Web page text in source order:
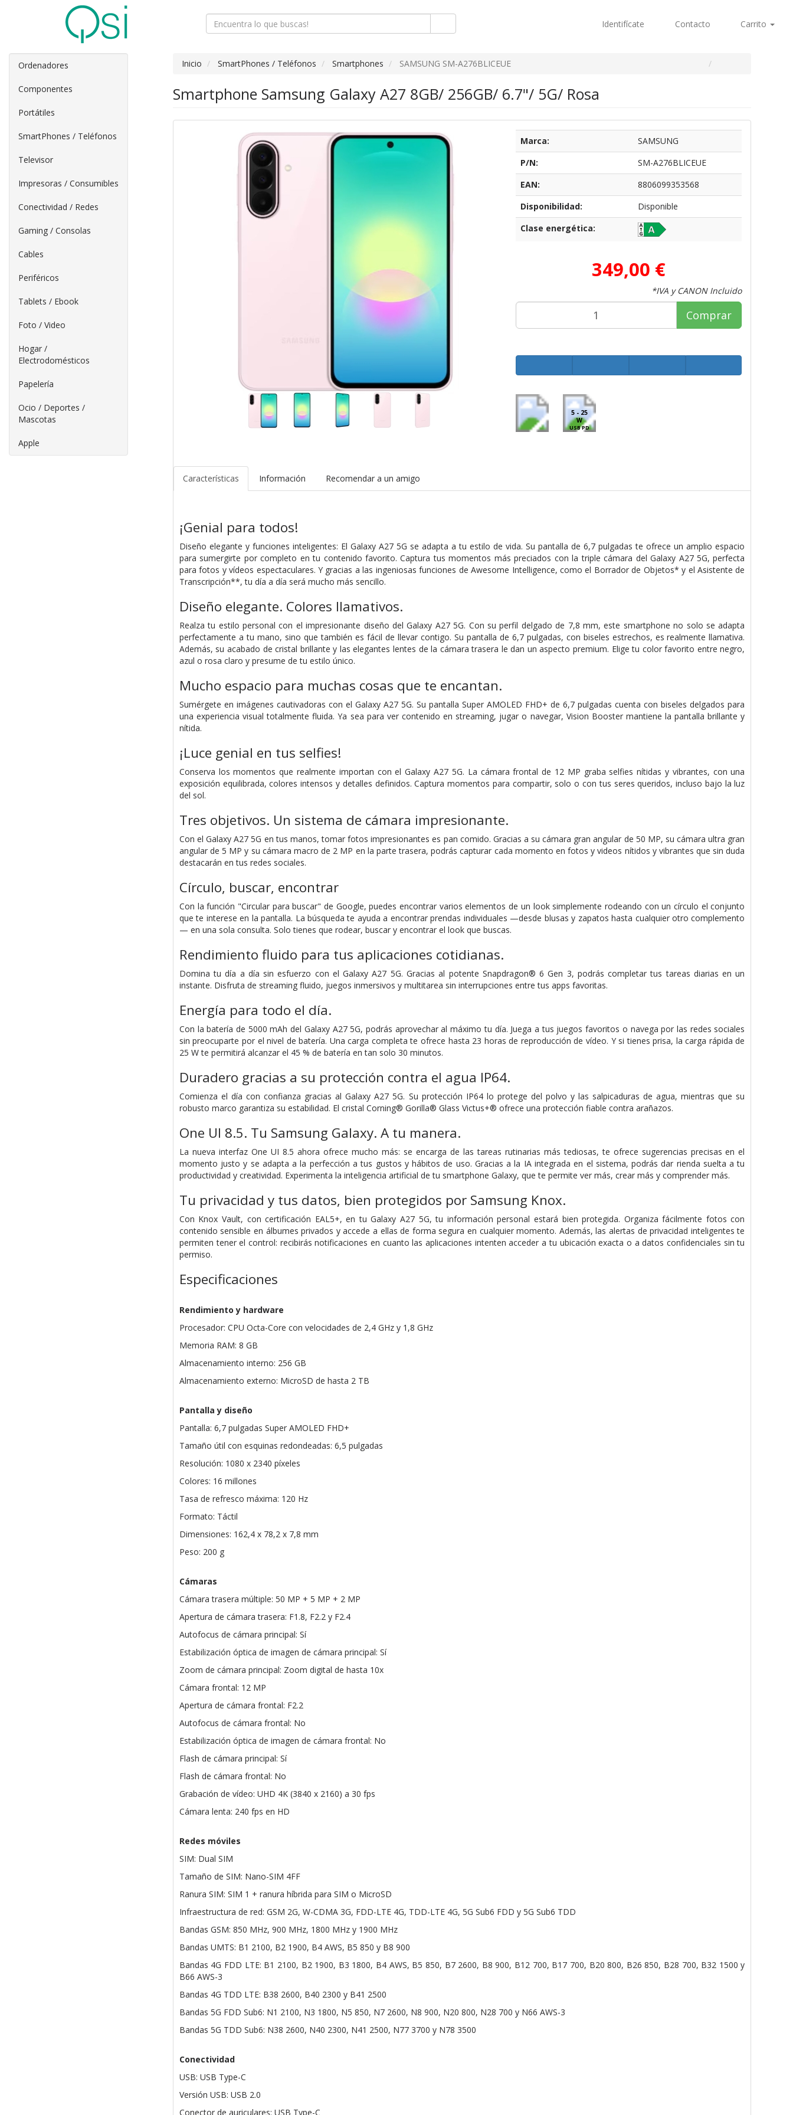
Identifícate Contacto Carrito
Ordenadores
Componentes
Portátiles
SmartPhones / Teléfonos
Televisor
Impresoras / Consumibles
Conectividad / Redes
Gaming / Consolas
Cables
Periféricos
Tablets / Ebook
Foto / Video
Hogar /
Electrodomésticos
Papelería
Ocio / Deportes /
Mascotas
Apple
Inicio SmartPhones / Teléfonos Smartphones SAMSUNG SM-A276BLICEUE
Smartphone Samsung Galaxy A27 8GB/ 256GB/ 6.7"/ 5G/ Rosa
Marca:
SAMSUNG
P/N:
SM-A276BLICEUE
EAN:
8806099353568
Disponibilidad:
Disponible
Clase energética:
349,00 €
*IVA y CANON Incluido
Comprar
5 - 25
W
USB PD
Características Información Recomendar a un amigo
¡Genial para todos!
Diseño elegante y funciones inteligentes: El Galaxy A27 5G se adapta a tu estilo de vida. Su pantalla de 6,7 pulgadas te ofrece un amplio espacio
para sumergirte por completo en tu contenido favorito. Captura tus momentos más preciados con la triple cámara del Galaxy A27 5G, perfecta
para fotos y vídeos espectaculares. Y gracias a las ingeniosas funciones de Awesome Intelligence, como el Borrador de Objetos* y el Asistente de
Transcripción**, tu día a día será mucho más sencillo.
Diseño elegante. Colores llamativos.
Realza tu estilo personal con el impresionante diseño del Galaxy A27 5G. Con su perfil delgado de 7,8 mm, este smartphone no solo se adapta
perfectamente a tu mano, sino que también es fácil de llevar contigo. Su pantalla de 6,7 pulgadas, con biseles estrechos, es realmente llamativa.
Además, su acabado de cristal brillante y las elegantes lentes de la cámara trasera le dan un aspecto premium. Elige tu color favorito entre negro,
azul o rosa claro y presume de tu estilo único.
Mucho espacio para muchas cosas que te encantan.
Sumérgete en imágenes cautivadoras con el Galaxy A27 5G. Su pantalla Super AMOLED FHD+ de 6,7 pulgadas cuenta con biseles delgados para
una experiencia visual totalmente fluida. Ya sea para ver contenido en streaming, jugar o navegar, Vision Booster mantiene la pantalla brillante y
nítida.
¡Luce genial en tus selfies!
Conserva los momentos que realmente importan con el Galaxy A27 5G. La cámara frontal de 12 MP graba selfies nítidas y vibrantes, con una
exposición equilibrada, colores intensos y detalles definidos. Captura momentos para compartir, solo o con tus seres queridos, incluso bajo la luz
del sol.
Tres objetivos. Un sistema de cámara impresionante.
Con el Galaxy A27 5G en tus manos, tomar fotos impresionantes es pan comido. Gracias a su cámara gran angular de 50 MP, su cámara ultra gran
angular de 5 MP y su cámara macro de 2 MP en la parte trasera, podrás capturar cada momento en fotos y videos nítidos y vibrantes que sin duda
destacarán en tus redes sociales.
Círculo, buscar, encontrar
Con la función "Circular para buscar" de Google, puedes encontrar varios elementos de un look simplemente rodeando con un círculo el conjunto
que te interese en la pantalla. La búsqueda te ayuda a encontrar prendas individuales —desde blusas y zapatos hasta cualquier otro complemento
— en una sola consulta. Solo tienes que rodear, buscar y encontrar el look que buscas.
Rendimiento fluido para tus aplicaciones cotidianas.
Domina tu día a día sin esfuerzo con el Galaxy A27 5G. Gracias al potente Snapdragon® 6 Gen 3, podrás completar tus tareas diarias en un
instante. Disfruta de streaming fluido, juegos inmersivos y multitarea sin interrupciones entre tus apps favoritas.
Energía para todo el día.
Con la batería de 5000 mAh del Galaxy A27 5G, podrás aprovechar al máximo tu día. Juega a tus juegos favoritos o navega por las redes sociales
sin preocuparte por el nivel de batería. Una carga completa te ofrece hasta 23 horas de reproducción de vídeo. Y si tienes prisa, la carga rápida de
25 W te permitirá alcanzar el 45 % de batería en tan solo 30 minutos.
Duradero gracias a su protección contra el agua IP64.
Comienza el día con confianza gracias al Galaxy A27 5G. Su protección IP64 lo protege del polvo y las salpicaduras de agua, mientras que su
robusto marco garantiza su estabilidad. El cristal Corning® Gorilla® Glass Victus+® ofrece una protección fiable contra arañazos.
One UI 8.5. Tu Samsung Galaxy. A tu manera.
La nueva interfaz One UI 8.5 ahora ofrece mucho más: se encarga de las tareas rutinarias más tediosas, te ofrece sugerencias precisas en el
momento justo y se adapta a la perfección a tus gustos y hábitos de uso. Gracias a la IA integrada en el sistema, podrás dar rienda suelta a tu
productividad y creatividad. Experimenta la inteligencia artificial de tu smartphone Galaxy, que te permite ver más, crear más y comprender más.
Tu privacidad y tus datos, bien protegidos por Samsung Knox.
Con Knox Vault, con certificación EAL5+, en tu Galaxy A27 5G, tu información personal estará bien protegida. Organiza fácilmente fotos con
contenido sensible en álbumes privados y accede a ellas de forma segura en cualquier momento. Además, las alertas de privacidad inteligentes te
permiten tener el control: recibirás notificaciones en cuanto las aplicaciones intenten acceder a tu ubicación exacta o a datos confidenciales sin tu
permiso.
Especificaciones
Rendimiento y hardware
Procesador: CPU Octa-Core con velocidades de 2,4 GHz y 1,8 GHz
Memoria RAM: 8 GB
Almacenamiento interno: 256 GB
Almacenamiento externo: MicroSD de hasta 2 TB
Pantalla y diseño
Pantalla: 6,7 pulgadas Super AMOLED FHD+
Tamaño útil con esquinas redondeadas: 6,5 pulgadas
Resolución: 1080 x 2340 píxeles
Colores: 16 millones
Tasa de refresco máxima: 120 Hz
Formato: Táctil
Dimensiones: 162,4 x 78,2 x 7,8 mm
Peso: 200 g
Cámaras
Cámara trasera múltiple: 50 MP + 5 MP + 2 MP
Apertura de cámara trasera: F1.8, F2.2 y F2.4
Autofocus de cámara principal: Sí
Estabilización óptica de imagen de cámara principal: Sí
Zoom de cámara principal: Zoom digital de hasta 10x
Cámara frontal: 12 MP
Apertura de cámara frontal: F2.2
Autofocus de cámara frontal: No
Estabilización óptica de imagen de cámara frontal: No
Flash de cámara principal: Sí
Flash de cámara frontal: No
Grabación de vídeo: UHD 4K (3840 x 2160) a 30 fps
Cámara lenta: 240 fps en HD
Redes móviles
SIM: Dual SIM
Tamaño de SIM: Nano-SIM 4FF
Ranura SIM: SIM 1 + ranura híbrida para SIM o MicroSD
Infraestructura de red: GSM 2G, W-CDMA 3G, FDD-LTE 4G, TDD-LTE 4G, 5G Sub6 FDD y 5G Sub6 TDD
Bandas GSM: 850 MHz, 900 MHz, 1800 MHz y 1900 MHz
Bandas UMTS: B1 2100, B2 1900, B4 AWS, B5 850 y B8 900
Bandas 4G FDD LTE: B1 2100, B2 1900, B3 1800, B4 AWS, B5 850, B7 2600, B8 900, B12 700, B17 700, B20 800, B26 850, B28 700, B32 1500 y
B66 AWS-3
Bandas 4G TDD LTE: B38 2600, B40 2300 y B41 2500
Bandas 5G FDD Sub6: N1 2100, N3 1800, N5 850, N7 2600, N8 900, N20 800, N28 700 y N66 AWS-3
Bandas 5G TDD Sub6: N38 2600, N40 2300, N41 2500, N77 3700 y N78 3500
Conectividad
USB: USB Type-C
Versión USB: USB 2.0
Conector de auriculares: USB Type-C